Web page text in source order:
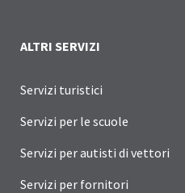
ALTRI SERVIZI
Servizi turistici
Servizi per le scuole
Servizi per autisti di vettori
Servizi per fornitori